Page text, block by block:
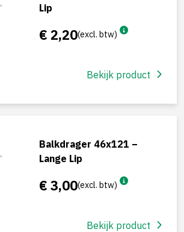
Lip
€ 2,20(excl. btw)
Bekijk product
Balkdrager 46x121 –
Lange Lip
€ 3,00(excl. btw)
Bekijk product